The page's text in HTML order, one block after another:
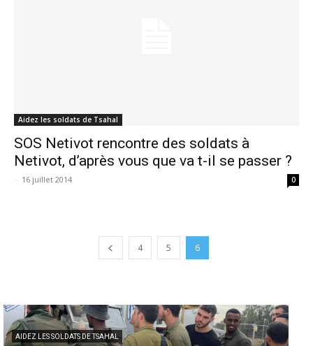
Aidez les soldats de Tsahal
SOS Netivot rencontre des soldats à
Netivot, d’après vous que va t-il se passer ?
- 16 juillet 2014 0
4 5 6
AIDEZ LES SOLDATS DE TSAHAL